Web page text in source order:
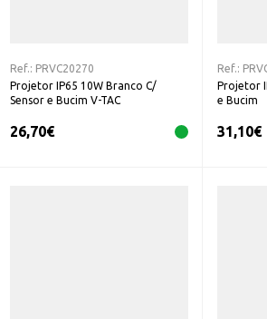
Ref.: PRVC20270
Projetor IP65 10W Branco C/
Sensor e Bucim V-TAC
26,70€
Ref.:
Projetor
e Bucim
31,10€